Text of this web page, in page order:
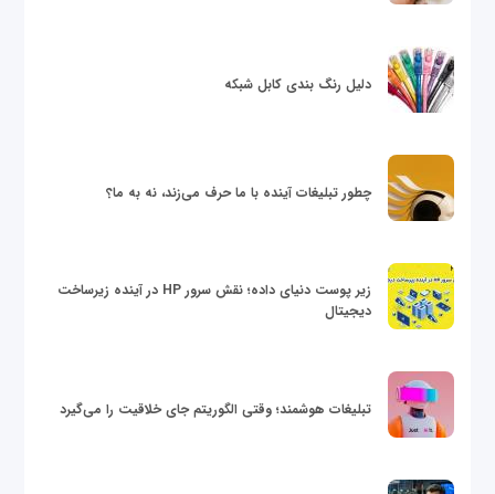
دلیل رنگ بندی کابل شبکه
چطور تبلیغات آینده با ما حرف می‌زند، نه به ما؟
زیر پوست دنیای داده؛ نقش سرور HP در آینده زیرساخت
دیجیتال
تبلیغات هوشمند؛ وقتی الگوریتم جای خلاقیت را می‌گیرد